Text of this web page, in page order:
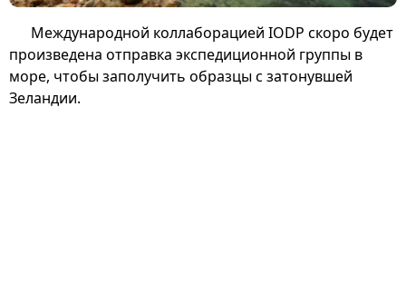
Международной коллаборацией IODP скоро будет
произведена отправка экспедиционной группы в
море, чтобы заполучить образцы с затонувшей
Зеландии.